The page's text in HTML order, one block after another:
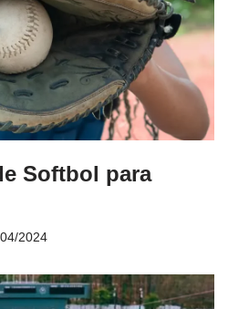
Softbol para
2024